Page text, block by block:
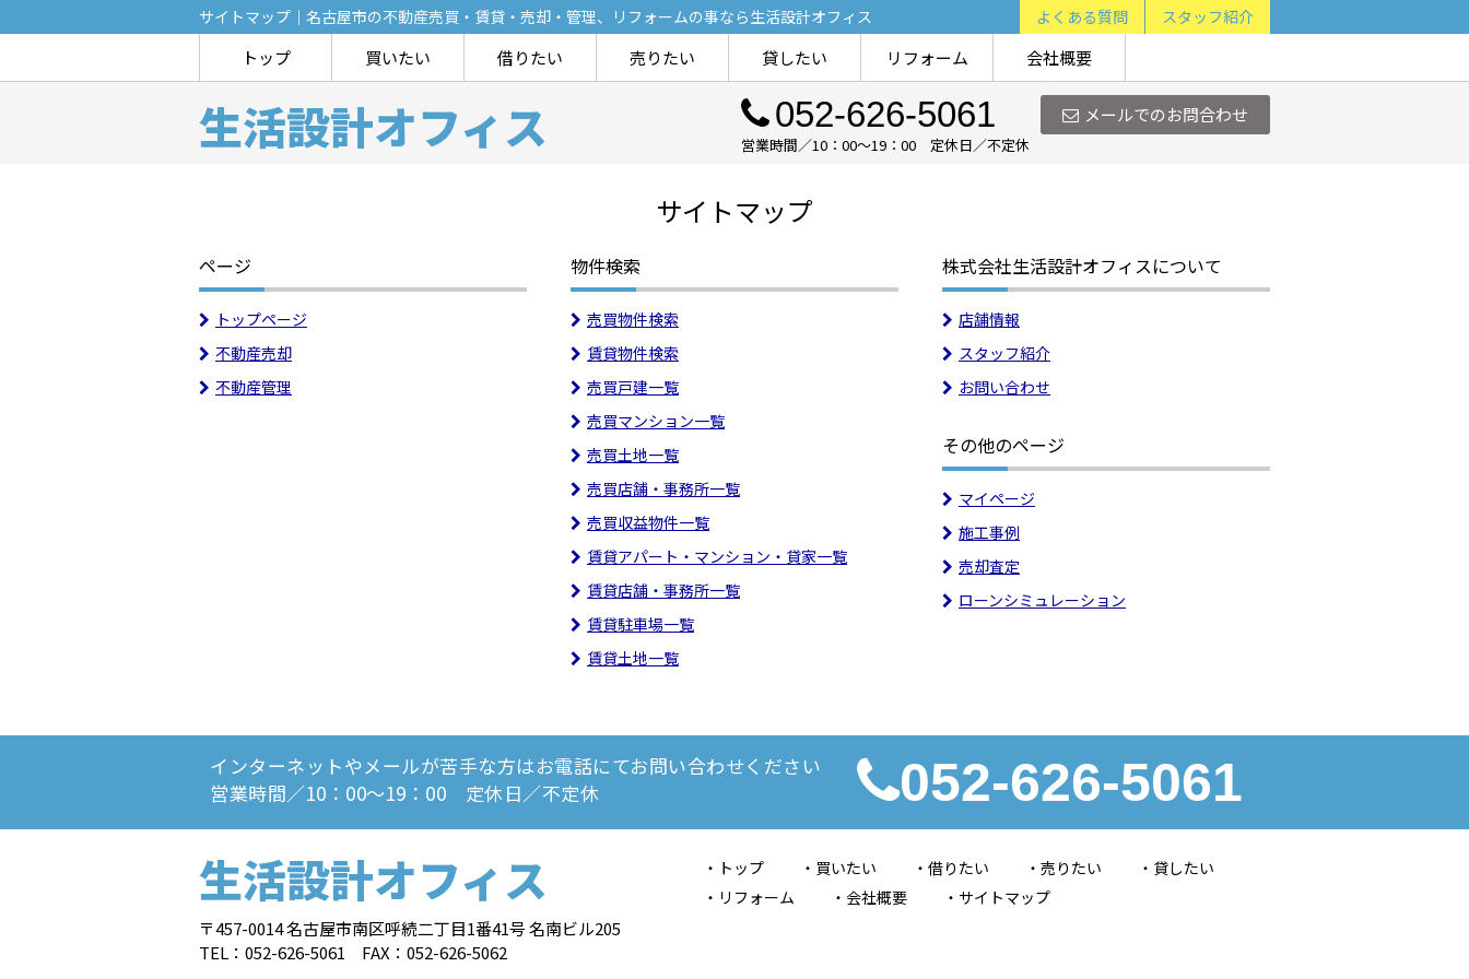
サイトマップ｜名古屋市の不動産売買・賃貸・売却・管理、リフォームの事なら生活設計オフィス よくある質問 スタッフ紹介
トップ 買いたい 借りたい 売りたい 貸したい リフォーム 会社概要
生活設計オフィス メールでのお問合わせ
052-626-5061
営業時間／10：00～19：00 定休日／不定休
サイトマップ
ページ
トップページ
不動産売却
不動産管理
物件検索
売買物件検索
賃貸物件検索
売買戸建一覧
売買マンション一覧
売買土地一覧
売買店舗・事務所一覧
売買収益物件一覧
賃貸アパート・マンション・貸家一覧
賃貸店舗・事務所一覧
賃貸駐車場一覧
賃貸土地一覧
株式会社生活設計オフィスについて
店舗情報
スタッフ紹介
お問い合わせ
その他のページ
マイページ
施工事例
売却査定
ローンシミュレーション
インターネットやメールが苦手な方はお電話にてお問い合わせください
営業時間／10：00～19：00 定休日／不定休
052-626-5061
生活設計オフィス
〒457-0014 名古屋市南区呼続二丁目1番41号 名南ビル205
TEL：052-626-5061 FAX：052-626-5062
トップ 買いたい 借りたい 売りたい
貸したい
リフォーム
会社概要 サイトマップ